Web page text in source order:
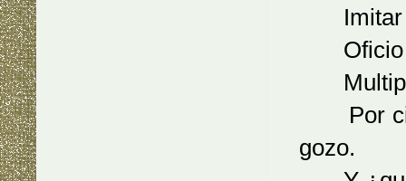
Imitar
Oficio
Por
gozo.